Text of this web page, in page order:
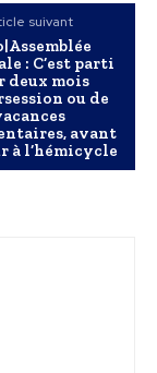
suivant
: C’est parti
deux mois
ou de
avant
à l’hémicycle